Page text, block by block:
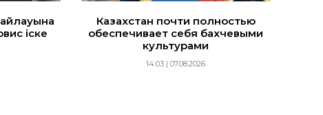
іске
Казахстан почти полностью
обеспечивает себя бахчевыми
культурами
14:03 | 07.08.2026